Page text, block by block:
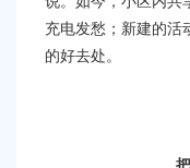
充电发愁；新建的活
的好去处。